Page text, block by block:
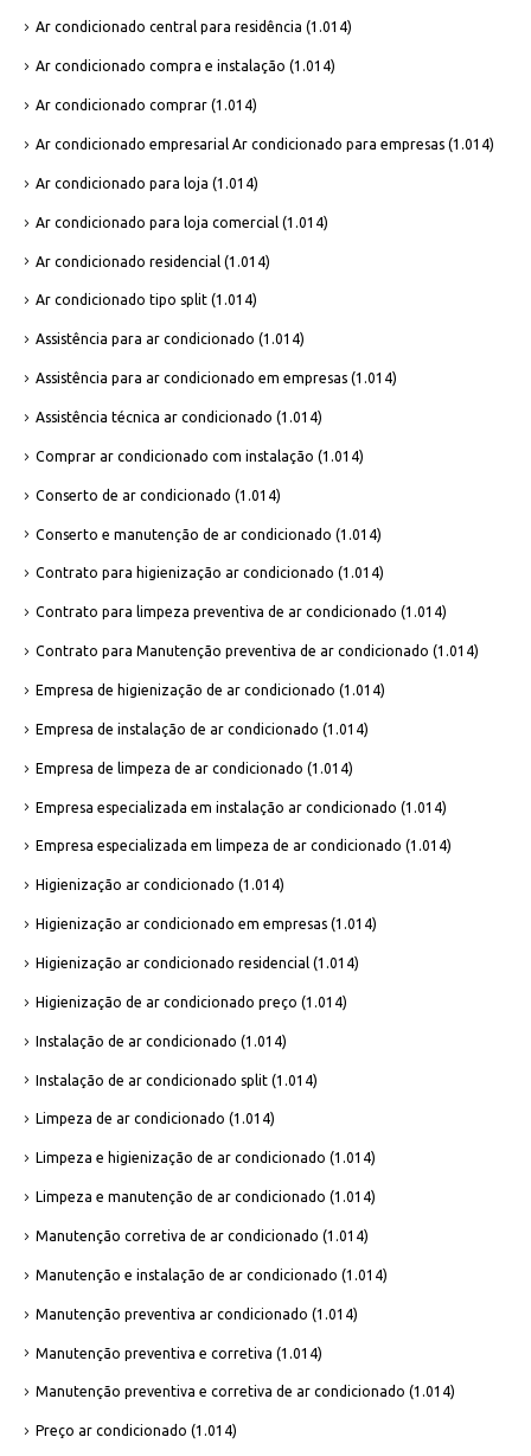
Ar condicionado central para residência (1.014)
Ar condicionado compra e instalação (1.014)
Ar condicionado comprar (1.014)
Ar condicionado empresarial Ar condicionado para empresas (1.014)
Ar condicionado para loja (1.014)
Ar condicionado para loja comercial (1.014)
Ar condicionado residencial (1.014)
Ar condicionado tipo split (1.014)
Assistência para ar condicionado (1.014)
Assistência para ar condicionado em empresas (1.014)
Assistência técnica ar condicionado (1.014)
Comprar ar condicionado com instalação (1.014)
Conserto de ar condicionado (1.014)
Conserto e manutenção de ar condicionado (1.014)
Contrato para higienização ar condicionado (1.014)
Contrato para limpeza preventiva de ar condicionado (1.014)
Contrato para Manutenção preventiva de ar condicionado (1.014)
Empresa de higienização de ar condicionado (1.014)
Empresa de instalação de ar condicionado (1.014)
Empresa de limpeza de ar condicionado (1.014)
Empresa especializada em instalação ar condicionado (1.014)
Empresa especializada em limpeza de ar condicionado (1.014)
Higienização ar condicionado (1.014)
Higienização ar condicionado em empresas (1.014)
Higienização ar condicionado residencial (1.014)
Higienização de ar condicionado preço (1.014)
Instalação de ar condicionado (1.014)
Instalação de ar condicionado split (1.014)
Limpeza de ar condicionado (1.014)
Limpeza e higienização de ar condicionado (1.014)
Limpeza e manutenção de ar condicionado (1.014)
Manutenção corretiva de ar condicionado (1.014)
Manutenção e instalação de ar condicionado (1.014)
Manutenção preventiva ar condicionado (1.014)
Manutenção preventiva e corretiva (1.014)
Manutenção preventiva e corretiva de ar condicionado (1.014)
Preço ar condicionado (1.014)